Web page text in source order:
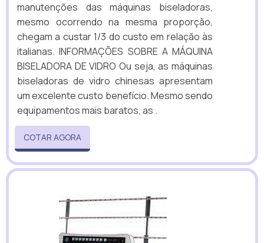
manutenções das máquinas biseladoras,
mesmo ocorrendo na mesma proporção,
chegam a custar 1/3 do custo em relação às
italianas. INFORMAÇÕES SOBRE A MÁQUINA
BISELADORA DE VIDRO Ou seja, as máquinas
biseladoras de vidro chinesas apresentam
um excelente custo benefício. Mesmo sendo
equipamentos mais baratos, as .
COTAR AGORA